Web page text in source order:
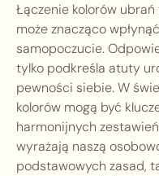
Łączenie kolorów
może znacząco
samopoczucie.
tylko podkreśla atuty
pewności siebie. W
kolorów mogą być
harmonijnych
wyrażają naszą
podstawowych zasad,